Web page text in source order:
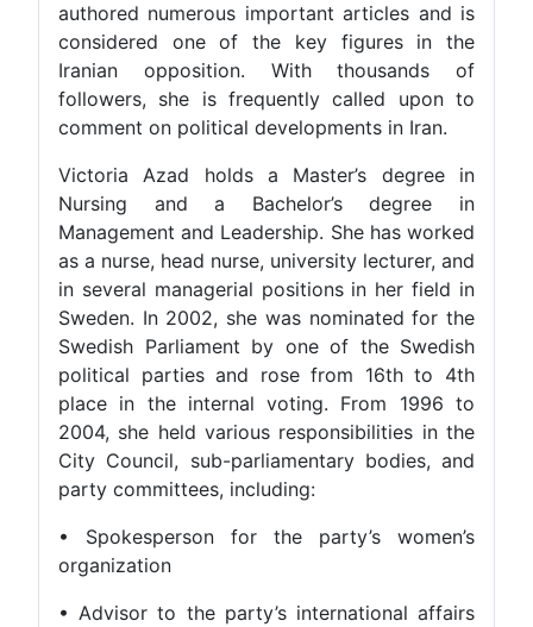
authored numerous important articles and is
considered one of the key figures in the
Iranian opposition. With thousands of
followers, she is frequently called upon to
comment on political developments in Iran.
Victoria Azad holds a Master’s degree in
Nursing and a Bachelor’s degree in
Management and Leadership. She has worked
as a nurse, head nurse, university lecturer, and
in several managerial positions in her field in
Sweden. In 2002, she was nominated for the
Swedish Parliament by one of the Swedish
political parties and rose from 16th to 4th
place in the internal voting. From 1996 to
2004, she held various responsibilities in the
City Council, sub-parliamentary bodies, and
party committees, including:
• Spokesperson for the party’s women’s
organization
• Advisor to the party’s international affairs